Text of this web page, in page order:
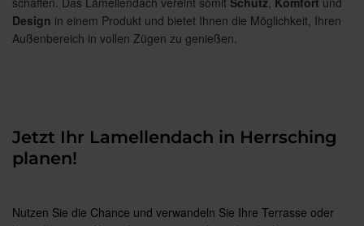
Design in einem Produkt und bietet Ihnen die Möglichkeit, Ihren
Außenbereich in vollen Zügen zu genießen.
Jetzt Ihr Lamellendach in Herrsching
planen!
Nutzen Sie die Chance und verwandeln Sie Ihre Terrasse oder